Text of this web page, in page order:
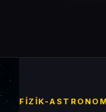
FIZIK-